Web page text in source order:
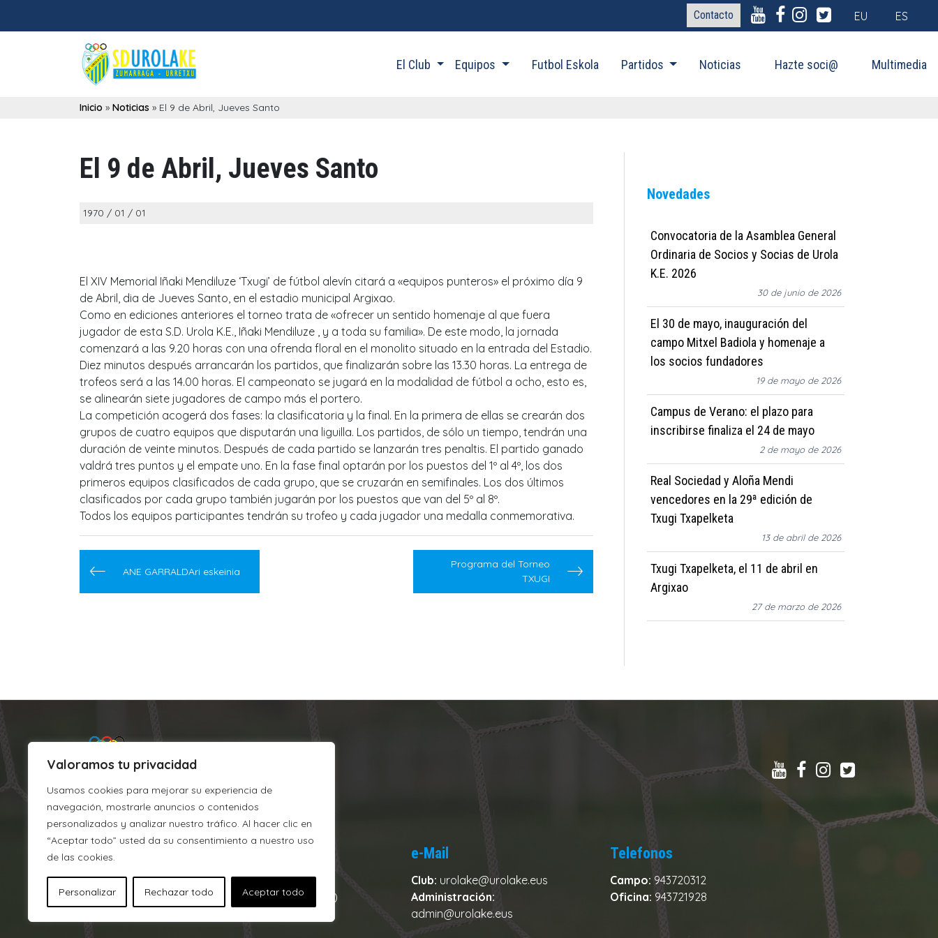
Valoramos tu privacidad
Usamos cookies para mejorar su experiencia de
navegación, mostrarle anuncios o contenidos
personalizados y analizar nuestro tráfico. Al hacer clic en
“Aceptar todo” usted da su consentimiento a nuestro uso
de las cookies.
Personalizar Rechazar todo Aceptar todo
Contacto EU ES
El Club Equipos Futbol Eskola Partidos Noticias Hazte soci@ Multimedia
Inicio » Noticias » El 9 de Abril, Jueves Santo
El 9 de Abril, Jueves Santo
1970 / 01 / 01
El XIV Memorial Iñaki Mendiluze ‘Txugi’ de fútbol alevín citará a «equipos punteros» el próximo día 9
de Abril, dia de Jueves Santo, en el estadio municipal Argixao.
Como en ediciones anteriores el torneo trata de «ofrecer un sentido homenaje al que fuera
jugador de esta S.D. Urola K.E., Iñaki Mendiluze , y a toda su familia». De este modo, la jornada
comenzará a las 9.20 horas con una ofrenda floral en el monolito situado en la entrada del Estadio.
Diez minutos después arrancarán los partidos, que finalizarán sobre las 13.30 horas. La entrega de
trofeos será a las 14.00 horas. El campeonato se jugará en la modalidad de fútbol a ocho, esto es,
se alinearán siete jugadores de campo más el portero.
La competición acogerá dos fases: la clasificatoria y la final. En la primera de ellas se crearán dos
grupos de cuatro equipos que disputarán una liguilla. Los partidos, de sólo un tiempo, tendrán una
duración de veinte minutos. Después de cada partido se lanzarán tres penaltis. El partido ganado
valdrá tres puntos y el empate uno. En la fase final optarán por los puestos del 1º al 4º, los dos
primeros equipos clasificados de cada grupo, que se cruzarán en semifinales. Los dos últimos
clasificados por cada grupo también jugarán por los puestos que van del 5º al 8º.
Todos los equipos participantes tendrán su trofeo y cada jugador una medalla conmemorativa.
Navegación
de
entradas
ANE GARRALDAri eskeinia
Programa del Torneo
TXUGI
Novedades
Convocatoria de la Asamblea General
Ordinaria de Socios y Socias de Urola
K.E. 2026
30 de junio de 2026
El 30 de mayo, inauguración del
campo Mitxel Badiola y homenaje a
los socios fundadores
19 de mayo de 2026
Campus de Verano: el plazo para
inscribirse finaliza el 24 de mayo
2 de mayo de 2026
Real Sociedad y Aloña Mendi
vencedores en la 29ª edición de
Txugi Txapelketa
13 de abril de 2026
Txugi Txapelketa, el 11 de abril en
Argixao
27 de marzo de 2026
J.M. Barandiaran, s/n
CP 215, 20700 Zumarraga (Gipuzkoa)
e-Mail
Club: urolake@urolake.eus
Administración:
admin@urolake.eus
Telefonos
Campo: 943720312
Oficina: 943721928